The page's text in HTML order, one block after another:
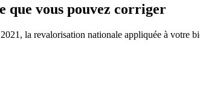
que vous pouvez corriger
la revalorisation nationale appliquée à votre